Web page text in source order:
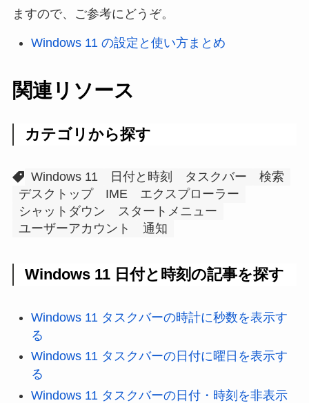
ますので、ご参考にどうぞ。
Windows 11 の設定と使い方まとめ
関連リソース
カテゴリから探す
Windows 11 日付と時刻 タスクバー
検索
デスクトップ
IME
エクスプローラー
シャットダウン
スタートメニュー
ユーザーアカウント
通知
Windows 11 日付と時刻の記事を探す
Windows 11 タスクバーの時計に秒数を表示す
る
Windows 11 タスクバーの日付に曜日を表示す
る
Windows 11 タスクバーの日付・時刻を非表示